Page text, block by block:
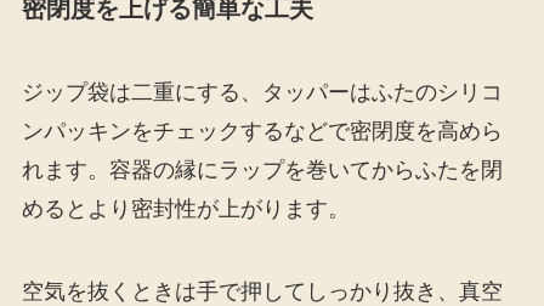
密閉度を上げる簡単な工夫
ジップ袋は二重にする、タッパーはふたのシリコ
ンパッキンをチェックするなどで密閉度を高めら
れます。容器の縁にラップを巻いてからふたを閉
めるとより密封性が上がります。
空気を抜くときは手で押してしっかり抜き、真空